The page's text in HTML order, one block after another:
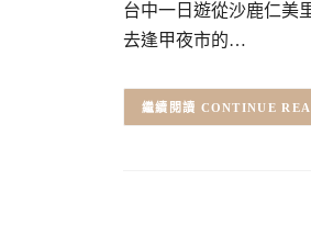
台中一日遊從沙鹿仁美
去逢甲夜市的…
CONTINUE